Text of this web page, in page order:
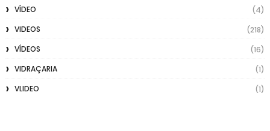
VÍDEO
(4)
VIDEOS
(218)
VÍDEOS
(16)
VIDRAÇARIA
(1)
VLIDEO
(1)